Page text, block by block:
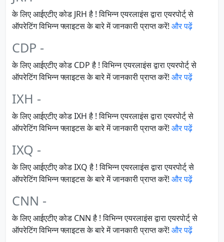
के लिए आईएटीए कोड JRH है ! विभिन्न एयरलाइंस द्वारा एयरपोर्ट् से
ऑपरेटिंग विभिन्न फ्लाइटस के बारे में जानकारी प्राप्त करें! और पढ़ें
CDP -
के लिए आईएटीए कोड CDP है ! विभिन्न एयरलाइंस द्वारा एयरपोर्ट् से
ऑपरेटिंग विभिन्न फ्लाइटस के बारे में जानकारी प्राप्त करें! और पढ़ें
IXH -
के लिए आईएटीए कोड IXH है ! विभिन्न एयरलाइंस द्वारा एयरपोर्ट् से
ऑपरेटिंग विभिन्न फ्लाइटस के बारे में जानकारी प्राप्त करें! और पढ़ें
IXQ -
के लिए आईएटीए कोड IXQ है ! विभिन्न एयरलाइंस द्वारा एयरपोर्ट् से
ऑपरेटिंग विभिन्न फ्लाइटस के बारे में जानकारी प्राप्त करें! और पढ़ें
CNN -
के लिए आईएटीए कोड CNN है ! विभिन्न एयरलाइंस द्वारा एयरपोर्ट् से
ऑपरेटिंग विभिन्न फ्लाइटस के बारे में जानकारी प्राप्त करें! और पढ़ें